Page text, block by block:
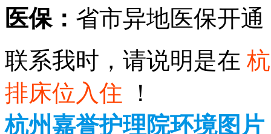
医保： 省市异地医保开
联系我时，请说明是在
排床位入住 ！
杭州嘉誉护理院环境图片